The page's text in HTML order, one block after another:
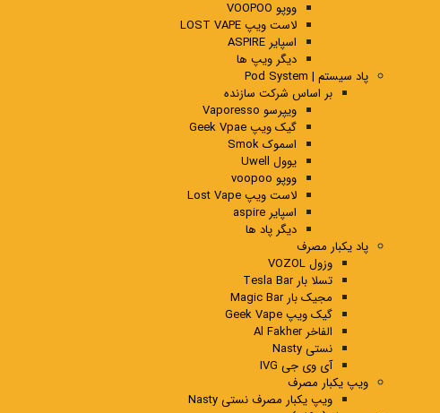
ووپو VOOPOO
لاست ویپ LOST VAPE
اسپایر ASPIRE
دیگر ویپ ها
پاد سیستم | Pod System
بر اساس شرکت سازنده
ویپرسو Vaporesso
گیک ویپ Geek Vpae
اسموک Smok
یوول Uwell
ووپو voopoo
لاست ویپ Lost Vape
اسپایر aspire
دیگر پاد ها
پاد یکبار مصرف
وزول VOZOL
تسلا بار Tesla Bar
مجیک بار Magic Bar
گیک ویپ Geek Vape
الفاخر Al Fakher
نستی Nasty
آی وی جی IVG
ویپ یکبار مصرف
ویپ یکبار مصرف نستی Nasty